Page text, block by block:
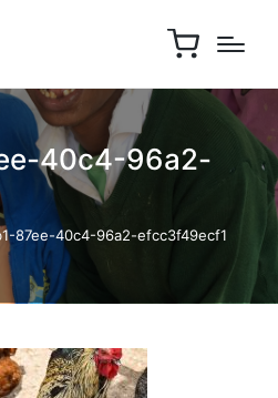
40c4-96a2-
87ee-40c4-96a2-efcc3f49ecf1